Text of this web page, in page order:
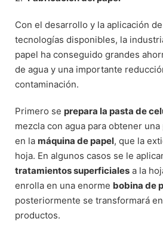
Con el desarrollo y la aplicación
tecnologías disponibles, la
papel ha conseguido grandes
de agua y una importante
contaminación.
Primero se prepara la pasta de
mezcla con agua para obtener
en la máquina de papel, que la
hoja. En algunos casos se le
tratamientos superficiales a la
enrolla en una enorme bobina de
posteriormente se transformará
productos.